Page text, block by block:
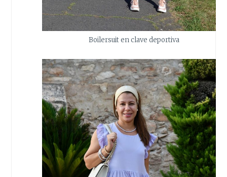
Boilersuit en clave deportiva